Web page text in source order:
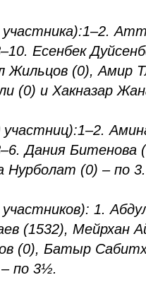
участника):1–2.
Есенбек
Жильцов (0), Амир
(0) и Хакназар
участниц):1–2.
Дания Битенова
Нурболат (0) – по 3.
участников): 1.
(1532), Мейрхан
(0), Батыр
по 3½.